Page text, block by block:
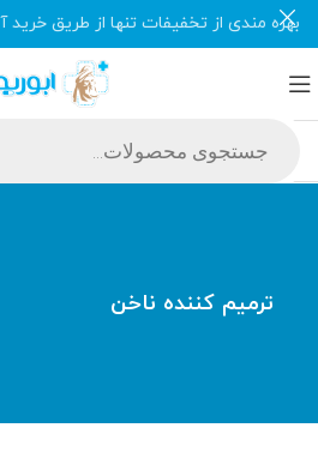
ترمیم کننده ناخن
بهره مندی از تخفیفات تنها از طریق خرید